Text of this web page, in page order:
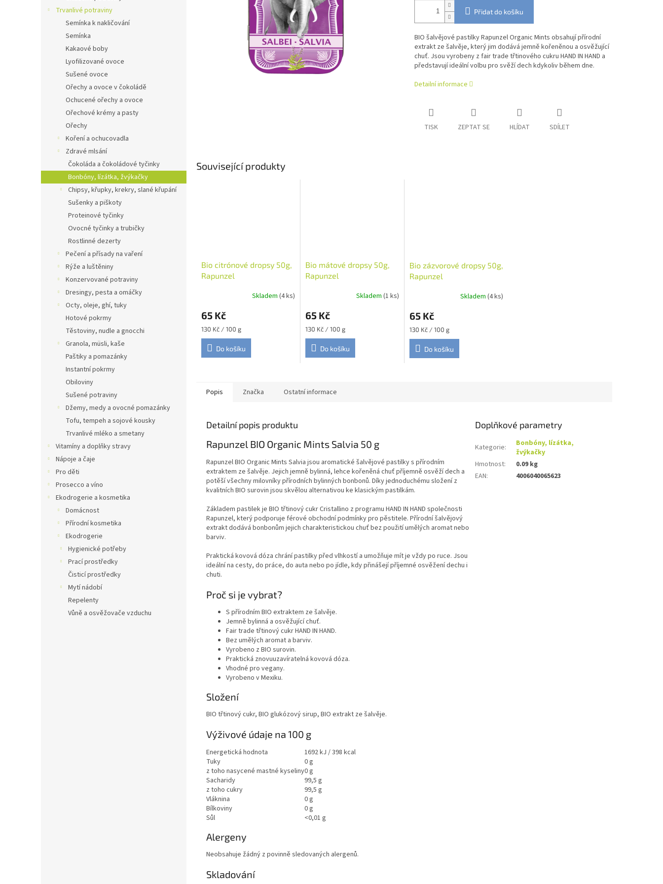
Trvanlivé potraviny
Semínka k nakličování
Semínka
Kakaové boby
Lyofilizované ovoce
Sušené ovoce
Ořechy a ovoce v čokoládě
Ochucené ořechy a ovoce
Ořechové krémy a pasty
Ořechy
Koření a ochucovadla
Zdravé mlsání
Čokoláda a čokoládové tyčinky
Bonbóny, lízátka, žvýkačky
Chipsy, křupky, krekry, slané křupání
Sušenky a piškoty
Proteinové tyčinky
Ovocné tyčinky a trubičky
Rostlinné dezerty
Pečení a přísady na vaření
Rýže a luštěniny
Konzervované potraviny
Dresingy, pesta a omáčky
Octy, oleje, ghí, tuky
Hotové pokrmy
Těstoviny, nudle a gnocchi
Granola, müsli, kaše
Paštiky a pomazánky
Instantní pokrmy
Obiloviny
Sušené potraviny
Džemy, medy a ovocné pomazánky
Tofu, tempeh a sojové kousky
Trvanlivé mléko a smetany
Vitamíny a doplňky stravy
Nápoje a čaje
Pro děti
Prosecco a víno
Ekodrogerie a kosmetika
Domácnost
Přírodní kosmetika
Ekodrogerie
Hygienické potřeby
Prací prostředky
Čisticí prostředky
Mytí nádobí
Repelenty
Vůně a osvěžovače vzduchu
Přidat do košíku
BIO šalvějové pastilky Rapunzel Organic Mints obsahují přírodní
extrakt ze šalvěje, který jim dodává jemně kořeněnou a osvěžující
chuť. Jsou vyrobeny z fair trade třtinového cukru HAND IN HAND a
představují ideální volbu pro svěží dech kdykoliv během dne.
Detailní informace
TISK ZEPTAT SE HLÍDAT SDÍLET
Související produkty
Bio citrónové dropsy 50g,
Rapunzel
Skladem (4 ks)
65 Kč
Měrná
cena:
130 Kč / 100 g
Do košíku
Bio mátové dropsy 50g,
Rapunzel
Skladem (1 ks)
65 Kč
Měrná
cena:
130 Kč / 100 g
Do košíku
Bio zázvorové dropsy 50g,
Rapunzel
Skladem(4 ks)
65 Kč
Měrná
cena:
130 Kč / 100 g
Do košíku
Popis Značka Ostatní informace
Detailní popis produktu
Rapunzel BIO Organic Mints Salvia 50 g
Rapunzel BIO Organic Mints Salvia jsou aromatické šalvějové pastilky s přírodním
extraktem ze šalvěje. Jejich jemně bylinná, lehce kořeněná chuť příjemně osvěží dech a
potěší všechny milovníky přírodních bylinných bonbonů. Díky jednoduchému složení z
kvalitních BIO surovin jsou skvělou alternativou ke klasickým pastilkám.
Základem pastilek je BIO třtinový cukr Cristallino z programu HAND IN HAND společnosti
Rapunzel, který podporuje férové obchodní podmínky pro pěstitele. Přírodní šalvějový
extrakt dodává bonbonům jejich charakteristickou chuť bez použití umělých aromat nebo
barviv.
Praktická kovová dóza chrání pastilky před vlhkostí a umožňuje mít je vždy po ruce. Jsou
ideální na cesty, do práce, do auta nebo po jídle, kdy přinášejí příjemné osvěžení dechu i
chuti.
Proč si je vybrat?
S přírodním BIO extraktem ze šalvěje.
Jemně bylinná a osvěžující chuť.
Fair trade třtinový cukr HAND IN HAND.
Bez umělých aromat a barviv.
Vyrobeno z BIO surovin.
Praktická znovuuzavíratelná kovová dóza.
Vhodné pro vegany.
Vyrobeno v Mexiku.
Složení
BIO třtinový cukr, BIO glukózový sirup, BIO extrakt ze šalvěje.
Výživové údaje na 100 g
Energetická hodnota
1692 kJ / 398 kcal
Tuky
0 g
z toho nasycené mastné kyseliny0 g
Sacharidy
99,5 g
z toho cukry
99,5 g
Vláknina
0 g
Bílkoviny
0 g
Sůl
<0,01 g
Alergeny
Neobsahuje žádný z povinně sledovaných alergenů.
Skladování
Doplňkové parametry
Kategorie:
Bonbóny, lízátka,
žvýkačky
Hmotnost:
0.09 kg
EAN: 4006040065623